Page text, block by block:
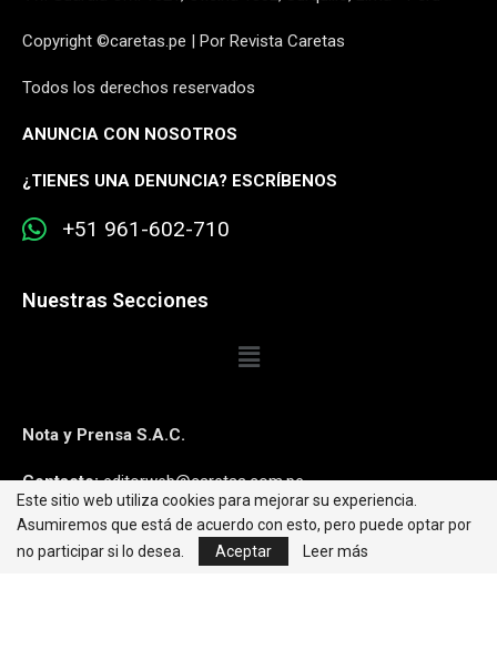
Copyright ©caretas.pe | Por Revista Caretas
Todos los derechos reservados
ANUNCIA CON NOSOTROS
¿TIENES UNA DENUNCIA? ESCRÍBENOS
+51 961-602-710
Nuestras Secciones
Nota y Prensa S.A.C.
Contacto:editorweb@caretas.com.pe
Síguenos:
Este sitio web utiliza cookies para mejorar su experiencia.
Asumiremos que está de acuerdo con esto, pero puede optar por
no participar si lo desea.
Aceptar Leer más